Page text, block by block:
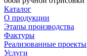
Каталог
О продукции
Этапы производства
Фактуры
Реализованные проекты
Услуги